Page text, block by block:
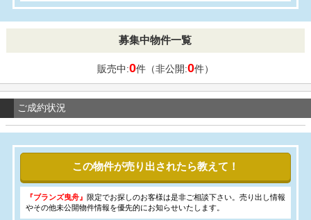
募集中物件一覧
販売中:0件（非公開:0件）
ご成約状況
この物件が売り出されたら教えて！
『ブランズ曳舟』 限定でお探しのお客様は是非ご相談下さい。売り出し情報
やその他未公開物件情報を優先的にお知らせいたします。